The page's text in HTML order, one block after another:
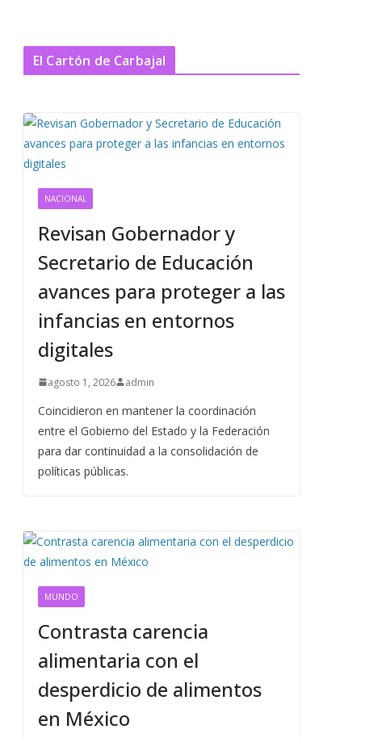
El Cartón de Carbajal
NACIONAL
Revisan Gobernador y
Secretario de Educación
avances para proteger a las
infancias en entornos
digitales
agosto 1, 2026 admin
Coincidieron en mantener la coordinación
entre el Gobierno del Estado y la Federación
para dar continuidad a la consolidación de
políticas públicas.
MUNDO
Contrasta carencia
alimentaria con el
desperdicio de alimentos
en México